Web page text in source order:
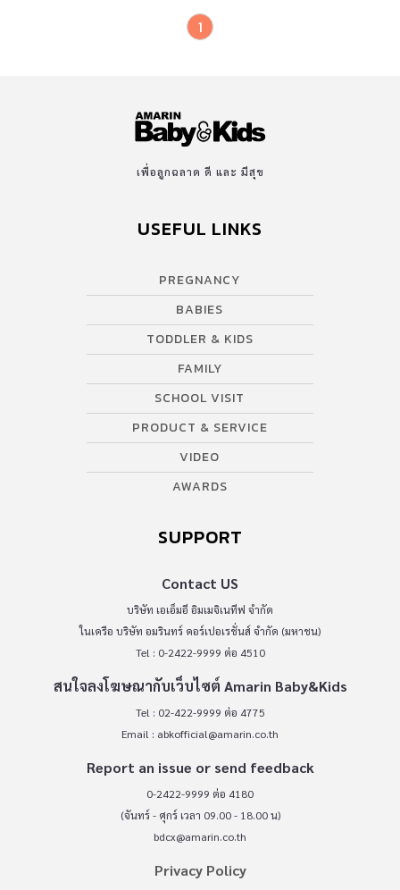
1
เพื่อลูกฉลาด ดี และ มีสุข
USEFUL LINKS
PREGNANCY
BABIES
TODDLER & KIDS
FAMILY
SCHOOL VISIT
PRODUCT & SERVICE
VIDEO
AWARDS
SUPPORT
Contact US
บริษัท เอเอ็มอี อิมเมจิเนทีฟ จำกัด
ในเครือ บริษัท อมรินทร์ คอร์เปอเรชั่นส์ จำกัด (มหาชน)
Tel : 0-2422-9999 ต่อ 4510
สนใจลงโฆษณากับเว็บไซต์ Amarin Baby&Kids
Tel : 02-422-9999 ต่อ 4775
Email : abkofficial@amarin.co.th
Report an issue or send feedback
0-2422-9999 ต่อ 4180
(จันทร์ - ศุกร์ เวลา 09.00 - 18.00 น)
bdcx@amarin.co.th
Privacy Policy